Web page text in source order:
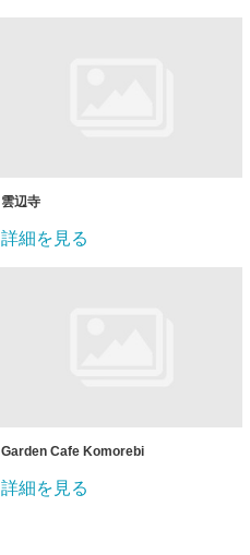
雲辺寺
詳細を見る
Garden Cafe Komorebi
詳細を見る